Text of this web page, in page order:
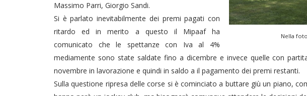
Nella
Massimo Parri, Giorgio Sandi.
Si è parlato inevitabilmente dei premi pagati con
ritardo ed in merito a questo il Mipaaf ha
comunicato che le spettanze con Iva al 4%
mediamente sono state saldate fino a dicembre e invece quelle con
novembre in lavorazione e quindi in saldo a il pagamento dei premi restanti.
Sulla questione ripresa delle corse si è cominciato a buttare giù un piano,